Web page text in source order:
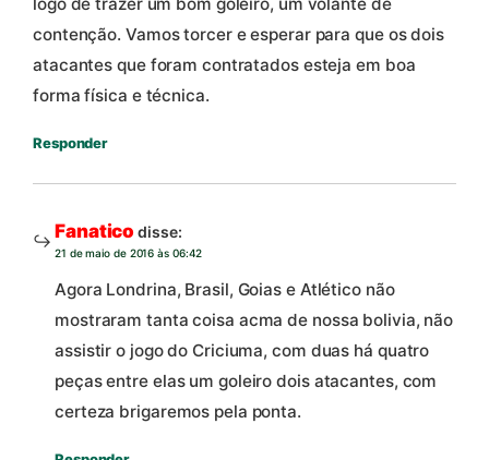
contenção. Vamos torcer e esperar para que os dois
atacantes que foram contratados esteja em boa
forma física e técnica.
Responder
Fanatico disse:
21 de maio de 2016 às 06:42
Agora Londrina, Brasil, Goias e Atlético não
mostraram tanta coisa acma de nossa bolivia, não
assistir o jogo do Criciuma, com duas há quatro
peças entre elas um goleiro dois atacantes, com
certeza brigaremos pela ponta.